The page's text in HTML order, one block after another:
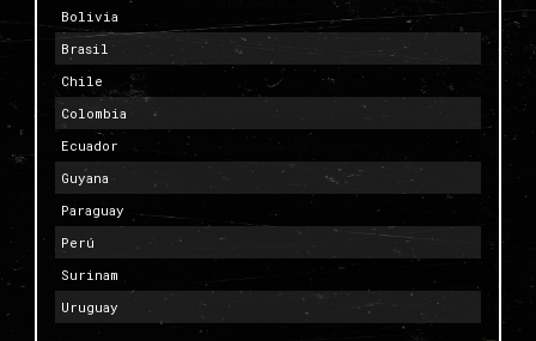
Bolivia
Brasil
Chile
Colombia
Ecuador
Guyana
Paraguay
Perú
Surinam
Uruguay